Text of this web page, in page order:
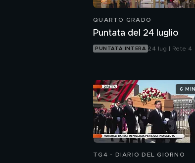
QUARTO GRADO
Puntata del 24 luglio
PUNTATA INTERA 24 lug | Rete 4
TG4 - DIARIO DEL GIORNO
6 MIN